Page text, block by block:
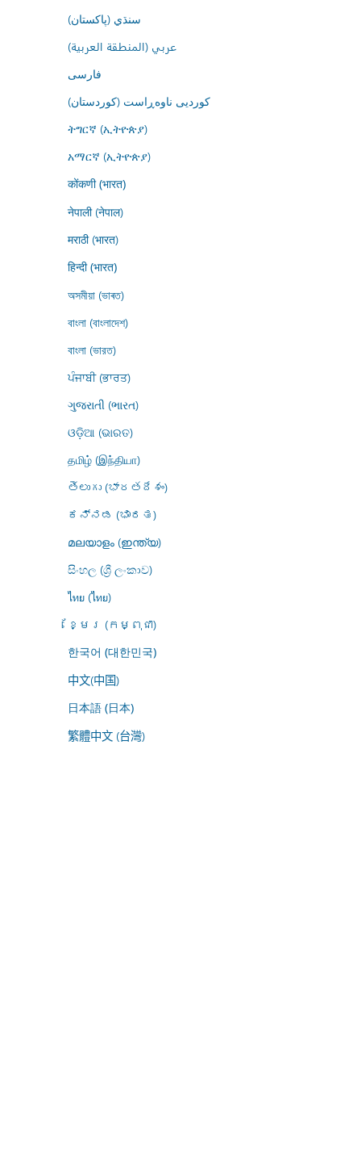
سنڌي (پاکستان)
عربي (المنطقة العربية)
فارسى
کوردیی ناوەڕاست (کوردستان)
ትግርኛ (ኢትዮጵያ)
አማርኛ (ኢትዮጵያ)
कोंकणी (भारत)
नेपाली (नेपाल)
मराठी (भारत)
हिन्दी (भारत)
অসমীয়া (ভাৰত)
বাংলা (বাংলাদেশ)
বাংলা (ভারত)
ਪੰਜਾਬੀ (ਭਾਰਤ)
ગુજરાતી (ભારત)
ଓଡ଼ିଆ (ଭାରତ)
தமிழ் (இந்தியா)
తెలుగు (భారతదేశం)
ಕನ್ನಡ (ಭಾರತ)
മലയാളം (ഇന്ത്യ)
සිංහල (ශ්‍රී ලංකාව)
ไทย (ไทย)
ខ្មែរ (កម្ពុជា)
한국어 (대한민국)
中文(中国)
日本語 (日本)
繁體中文 (台灣)